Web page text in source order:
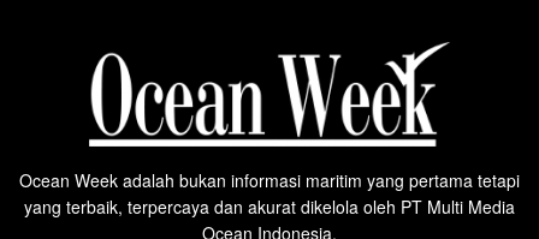
Ocean Week adalah bukan informasi maritim yang pertama tetapi
yang terbaik, terpercaya dan akurat dikelola oleh PT Multi Media
Ocean Indonesia.